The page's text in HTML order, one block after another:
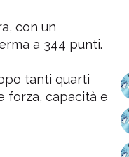
con un
a 344 punti.
tanti quarti
forza, capacità e